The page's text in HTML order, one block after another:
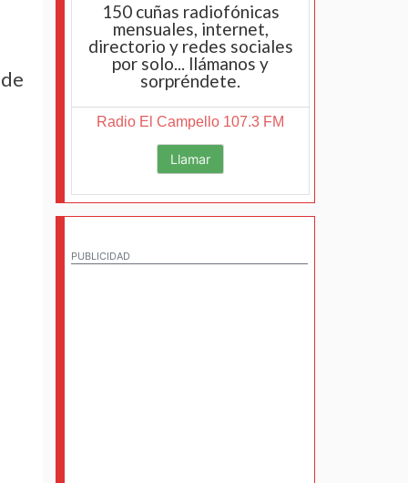
150 cuñas radiofónicas
mensuales, internet,
directorio y redes sociales
por solo... llámanos y
sorpréndete.
Radio El Campello 107.3 FM
Llamar
PUBLICIDAD